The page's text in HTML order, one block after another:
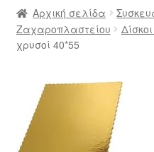
Cargo Kalymnos – Cargo
Δημιουργία
Επικοινωνία
Αρχική σελίδα
Ζαχαροπλαστείου
χρυσοί 40*55